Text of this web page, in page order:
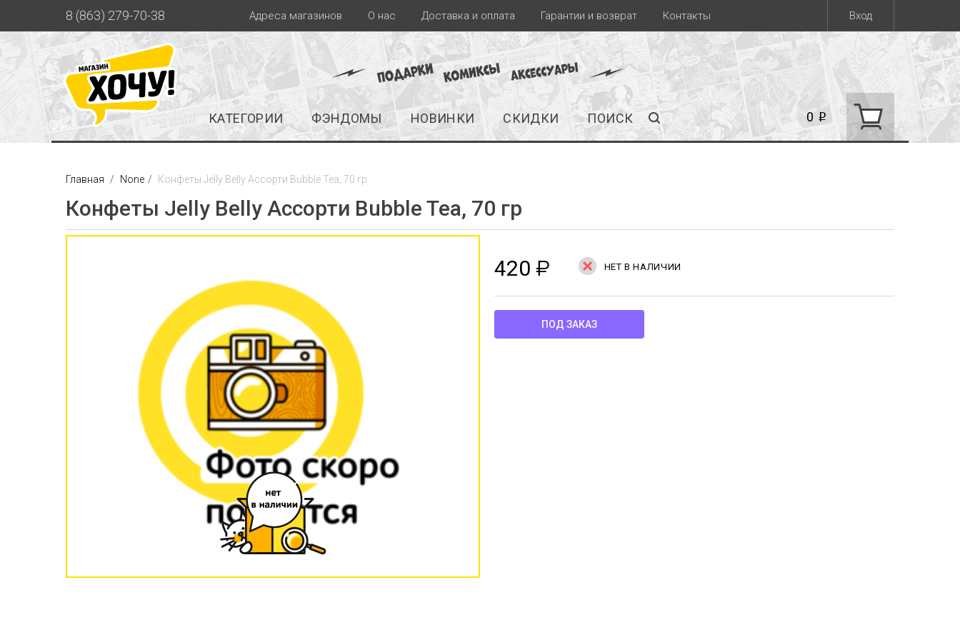
Вход
8 (863) 279-70-38 Адреса магазинов О нас Доставка и оплата Гарантии и возврат Контакты
КАТЕГОРИИ ФЭНДОМЫ НОВИНКИ СКИДКИ ПОИСК 0 i
Главная None Конфеты Jelly Belly Ассорти Bubble Tea, 70 гр
Конфеты Jelly Belly Ассорти Bubble Tea, 70 гр
420 ₽ НЕТ В НАЛИЧИИ
ПОД ЗАКАЗ